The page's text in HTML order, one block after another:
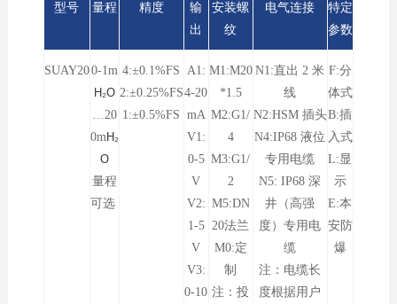
型号 量程 精度
输
出
安装螺
纹
电气连接
特定
参数
SUAY200-1m
H₂O
…20
0mH₂
O
量程
可选
4:±0.1%FS
2:±0.25%FS
1:±0.5%FS
A1:
4-20
mA
V1:
0-5
V
V2:
1-5
V
V3:
0-10
M1:M20
*1.5
M2:G1/
4
M3:G1/
2
M5:DN
20法兰
M0:定
制
注：投
N1:直出 2 米
线
N2:HSM 插头
N4:IP68 液位
专用电缆
N5: IP68 深
井（高强
度）专用电
缆
注：电缆长
度根据用户
F:分
体式
B:插
入式
L:显
示
E:本
安防
爆